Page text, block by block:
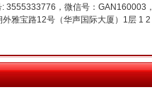
3555333776，微信号：GAN160003
雅宝路12号（华声国际大厦）1层 1